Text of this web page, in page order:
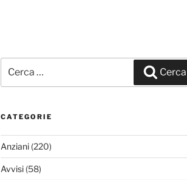
Cerca
CATEGORIE
Anziani(220)
Avvisi(58)